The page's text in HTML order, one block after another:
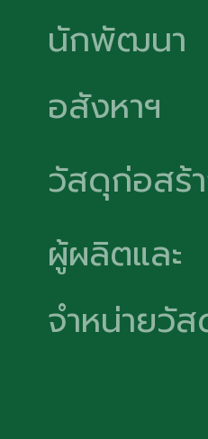
นักพัฒนา
อสังหาฯ
วัสดุก่อสร้
ผู้ผลิตและ
จำหน่ายวั